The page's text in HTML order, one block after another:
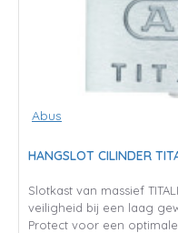
Abus
HANGSLOT CILINDER
Slotkast van massief
veiligheid bij een laag
Protect voor een